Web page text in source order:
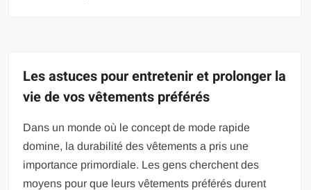
Les astuces pour entretenir et prolonger la
vie de vos vêtements préférés
Dans un monde où le concept de mode rapide
domine, la durabilité des vêtements a pris une
importance primordiale. Les gens cherchent des
moyens pour que leurs vêtements préférés durent